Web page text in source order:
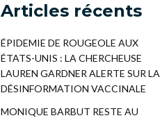
Articles récents
ÉPIDEMIE DE ROUGEOLE AUX
ÉTATS-UNIS : LA CHERCHEUSE
LAUREN GARDNER ALERTE SUR LA
DÉSINFORMATION VACCINALE
MONIQUE BARBUT RESTE AU